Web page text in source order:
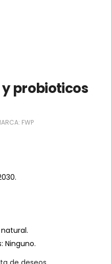
y probioticos
FWP
Ninguno.